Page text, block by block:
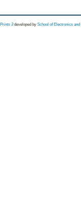
3 developed by School of Electronics